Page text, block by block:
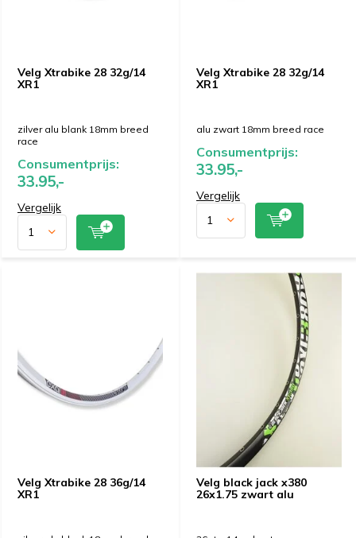
Velg Xtrabike 28 32g/14
XR1
zilver alu blank 18mm breed
race
Consumentprijs:
33.95,-
Vergelijk
Velg Xtrabike 28 32g/14
XR1
alu zwart 18mm breed race
Consumentprijs:
33.95,-
Vergelijk
Velg Xtrabike 28 36g/14
XR1
Velg black jack x380
26x1.75 zwart alu